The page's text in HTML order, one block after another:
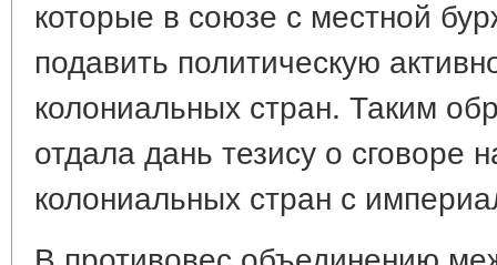
которые в союзе с местной
подавить политическую
колониальных стран. Таким
отдала дань тезису о сговоре
колониальных стран с